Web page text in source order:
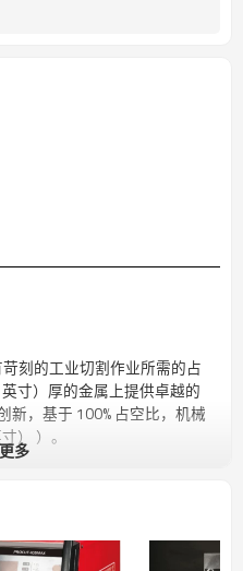
苛刻的工业切割作业所需的占
寸）厚的金属上提供卓越的
，基于 100% 占空比，机械
） ）。
切割速度
多